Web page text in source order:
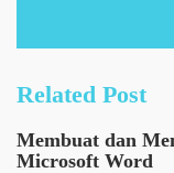
Related Post
Membuat dan
Microsoft Word